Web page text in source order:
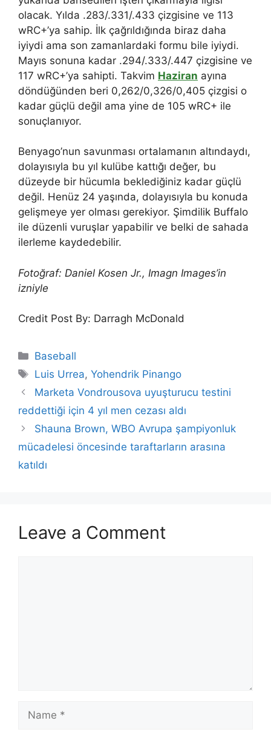
olacak. Yılda .283/.331/.433 çizgisine ve 113
wRC+’ya sahip. İlk çağrıldığında biraz daha
iyiydi ama son zamanlardaki formu bile iyiydi.
Mayıs sonuna kadar .294/.333/.447 çizgisine ve
117 wRC+’ya sahipti. Takvim Haziran ayına
döndüğünden beri 0,262/0,326/0,405 çizgisi o
kadar güçlü değil ama yine de 105 wRC+ ile
sonuçlanıyor.
Benyago’nun savunması ortalamanın altındaydı,
dolayısıyla bu yıl kulübe kattığı değer, bu
düzeyde bir hücumla beklediğiniz kadar güçlü
değil. Henüz 24 yaşında, dolayısıyla bu konuda
gelişmeye yer olması gerekiyor. Şimdilik Buffalo
ile düzenli vuruşlar yapabilir ve belki de sahada
ilerleme kaydedebilir.
Fotoğraf: Daniel Kosen Jr., Imagn Images’in
izniyle
Credit Post By: Darragh McDonald
Categories
Baseball
Tags
Luis Urrea,Yohendrik Pinango
Marketa Vondrousova uyuşturucu testini
reddettiği için 4 yıl men cezası aldı
Shauna Brown, WBO Avrupa şampiyonluk
mücadelesi öncesinde taraftarların arasına
katıldı
Leave a Comment
Name